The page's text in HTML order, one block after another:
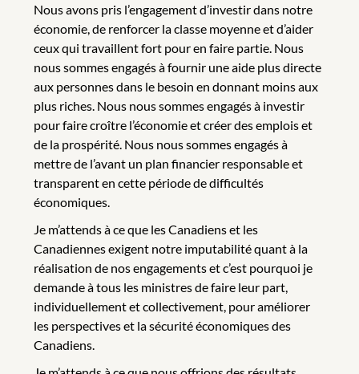
Nous avons pris l’engagement d’investir dans notre
économie, de renforcer la classe moyenne et d’aider
ceux qui travaillent fort pour en faire partie. Nous
nous sommes engagés à fournir une aide plus directe
aux personnes dans le besoin en donnant moins aux
plus riches. Nous nous sommes engagés à investir
pour faire croître l’économie et créer des emplois et
de la prospérité. Nous nous sommes engagés à
mettre de l’avant un plan financier responsable et
transparent en cette période de difficultés
économiques.
Je m’attends à ce que les Canadiens et les
Canadiennes exigent notre imputabilité quant à la
réalisation de nos engagements et c’est pourquoi je
demande à tous les ministres de faire leur part,
individuellement et collectivement, pour améliorer
les perspectives et la sécurité économiques des
Canadiens.